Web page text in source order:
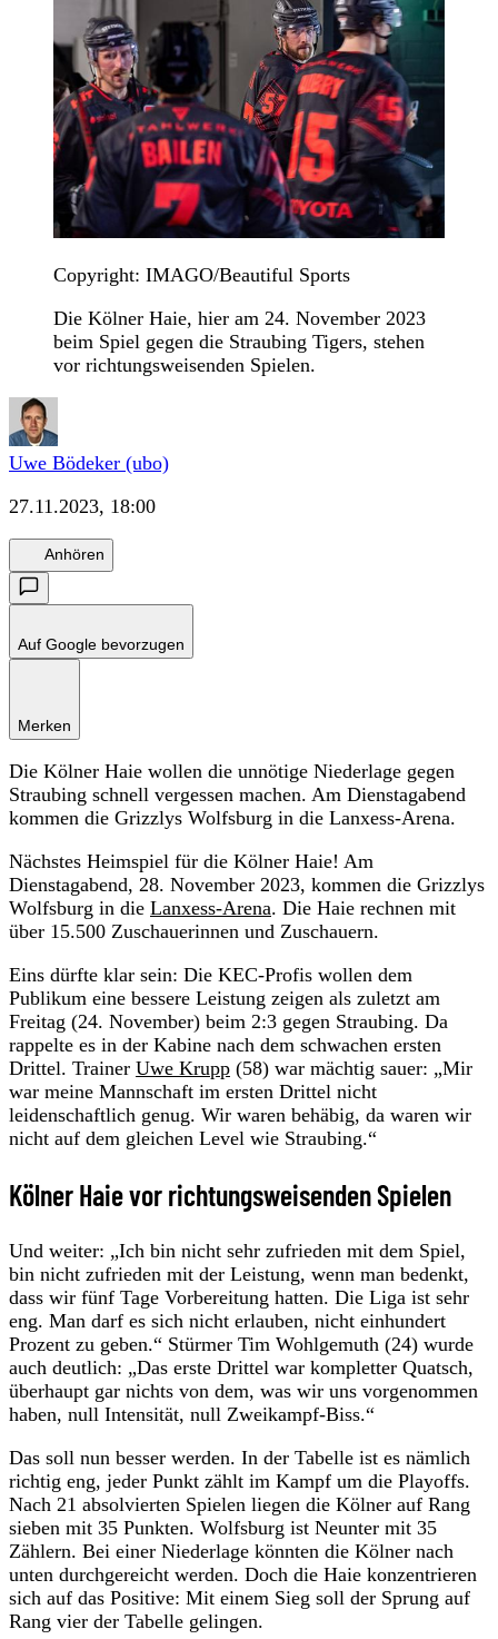
Copyright: IMAGO/Beautiful Sports
Die Kölner Haie, hier am 24. November 2023
beim Spiel gegen die Straubing Tigers, stehen
vor richtungsweisenden Spielen.
Uwe Bödeker (ubo)
27.11.2023, 18:00
Anhören
Auf Google bevorzugen
Merken
Die Kölner Haie wollen die unnötige Niederlage gegen
Straubing schnell vergessen machen. Am Dienstagabend
kommen die Grizzlys Wolfsburg in die Lanxess-Arena.
Nächstes Heimspiel für die Kölner Haie! Am
Dienstagabend, 28. November 2023, kommen die Grizzlys
Wolfsburg in die Lanxess-Arena. Die Haie rechnen mit
über 15.500 Zuschauerinnen und Zuschauern.
Eins dürfte klar sein: Die KEC-Profis wollen dem
Publikum eine bessere Leistung zeigen als zuletzt am
Freitag (24. November) beim 2:3 gegen Straubing. Da
rappelte es in der Kabine nach dem schwachen ersten
Drittel. Trainer Uwe Krupp (58) war mächtig sauer: „Mir
war meine Mannschaft im ersten Drittel nicht
leidenschaftlich genug. Wir waren behäbig, da waren wir
nicht auf dem gleichen Level wie Straubing.“
Kölner Haie vor richtungsweisenden Spielen
Und weiter: „Ich bin nicht sehr zufrieden mit dem Spiel,
bin nicht zufrieden mit der Leistung, wenn man bedenkt,
dass wir fünf Tage Vorbereitung hatten. Die Liga ist sehr
eng. Man darf es sich nicht erlauben, nicht einhundert
Prozent zu geben.“ Stürmer Tim Wohlgemuth (24) wurde
auch deutlich: „Das erste Drittel war kompletter Quatsch,
überhaupt gar nichts von dem, was wir uns vorgenommen
haben, null Intensität, null Zweikampf-Biss.“
Das soll nun besser werden. In der Tabelle ist es nämlich
richtig eng, jeder Punkt zählt im Kampf um die Playoffs.
Nach 21 absolvierten Spielen liegen die Kölner auf Rang
sieben mit 35 Punkten. Wolfsburg ist Neunter mit 35
Zählern. Bei einer Niederlage könnten die Kölner nach
unten durchgereicht werden. Doch die Haie konzentrieren
sich auf das Positive: Mit einem Sieg soll der Sprung auf
Rang vier der Tabelle gelingen.